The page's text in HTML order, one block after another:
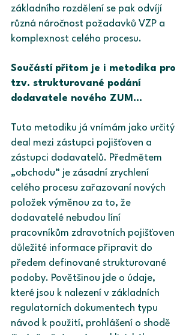
základního rozdělení se pak odvíjí
různá náročnost požadavků VZP a
komplexnost celého procesu.
Součástí přitom je i metodika pro
tzv. strukturované podání
dodavatele nového ZUM…
Tuto metodiku já vnímám jako určitý
deal mezi zástupci pojišťoven a
zástupci dodavatelů. Předmětem
„obchodu“ je zásadní zrychlení
celého procesu zařazovaní nových
položek výměnou za to, že
dodavatelé nebudou líní
pracovníkům zdravotních pojišťoven
důležité informace připravit do
předem definované strukturované
podoby. Povětšinou jde o údaje,
které jsou k nalezení v základních
regulatorních dokumentech typu
návod k použití, prohlášení o shodě